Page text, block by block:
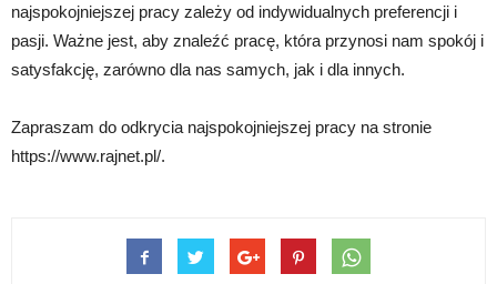
najspokojniejszej pracy zależy od indywidualnych preferencji i
pasji. Ważne jest, aby znaleźć pracę, która przynosi nam spokój i
satysfakcję, zarówno dla nas samych, jak i dla innych.
Zapraszam do odkrycia najspokojniejszej pracy na stronie
https://www.rajnet.pl/.